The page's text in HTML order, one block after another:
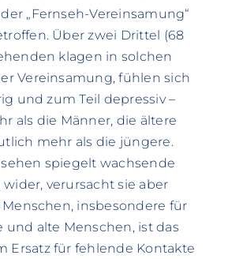
„Fernseh-Vereinsamung“
Über zwei Drittel (68
klagen in solchen
Vereinsamung, fühlen sich
und zum Teil depressiv –
als die Männer, die ältere
mehr als die jüngere.
spiegelt wachsende
verursacht sie aber
insbesondere für
und alte Menschen, ist das
Ersatz für fehlende Kontakte